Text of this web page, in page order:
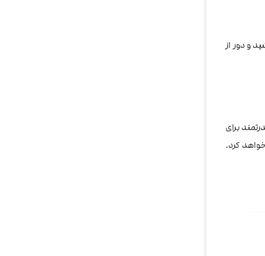
و دور از
برای
کرد.